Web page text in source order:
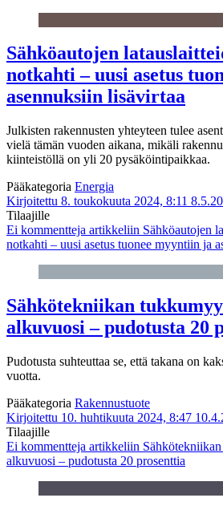
Sähköautojen
notkahti – uusi asetus
asennuksiin lisävirtaa
Julkisten rakennusten yhteyteen tulee
vielä tämän vuoden aikana, mikäli
kiinteistöllä on yli 20 pysäköintipaikkaa.
Pääkategoria Energia
Kirjoitettu 8. toukokuuta 2024, 8:11
Tilaajille
Ei kommentteja artikkeliin Sähköautojen
notkahti – uusi asetus tuonee myyntiin ja
Sähkötekniikan
alkuvuosi – pudotusta 20
Pudotusta suhteuttaa se, että takana on
vuotta.
Pääkategoria Rakennustuote
Kirjoitettu 10. huhtikuuta 2024, 8:47
Tilaajille
Ei kommentteja artikkeliin
alkuvuosi – pudotusta 20 prosenttia